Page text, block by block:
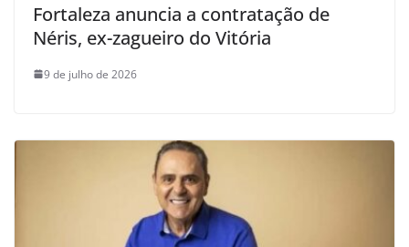
Fortaleza anuncia a contratação de
Néris, ex-zagueiro do Vitória
9 de julho de 2026